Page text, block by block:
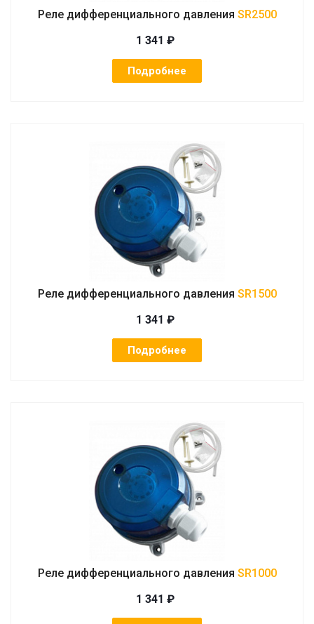
Реле дифференциального давления SR2500
1 341 ₽
Подробнее
Реле дифференциального давления SR1500
1 341 ₽
Подробнее
Реле дифференциального давления SR1000
1 341 ₽